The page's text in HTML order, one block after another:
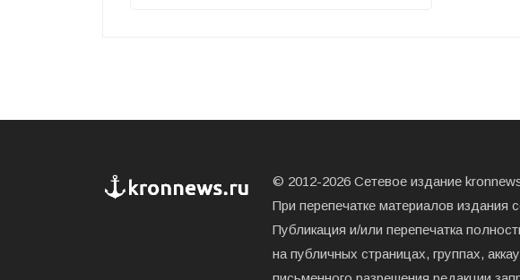
© 2012-2026 Сетевое издание
При перепечатке материалов издания
Публикация и/или перепечатка
на публичных страницах, группах,